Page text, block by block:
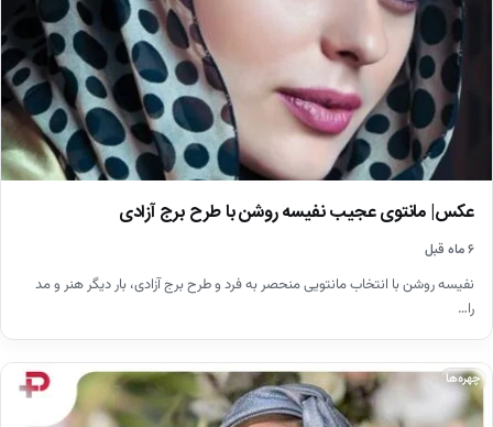
عکس| مانتوی عجیب نفیسه روشن با طرح برج آزادی
۶ ماه قبل
نفیسه روشن با انتخاب مانتویی منحصر به فرد و طرح برج آزادی، بار دیگر هنر و مد
را…
چهره‌ها